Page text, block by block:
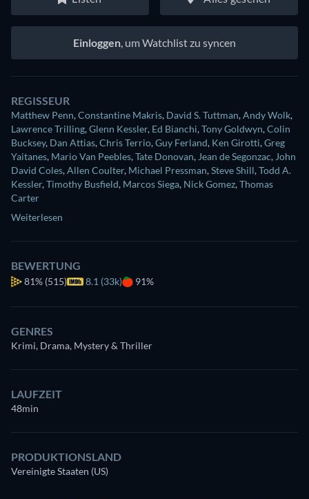
Einloggen, um Watchlist zu syncen
REGISSEUR
Matthew Penn,Constantine Makris, David S. Tuttman,Andy Wolk,
Lawrence Trilling,Glenn Kessler, Ed Bianchi,Tony Goldwyn,Colin
Bucksey, Dan Attias,Chris Terrio,Guy Ferland, Ken Girotti,Greg
Yaitanes, Mario Van Peebles,Tate Donovan, Jean de Segonzac, John
David Coles,Allen Coulter, Michael Pressman,Steve Shill,Todd A.
Kessler,Timothy Busfield, Marcos Siega, Nick Gomez,Thomas
Carter
Weiterlesen
BEWERTUNG
81% (515) 8.1 (33k) 91%
GENRES
Krimi, Drama, Mystery & Thriller
LAUFZEIT
48min
PRODUKTIONSLAND
Vereinigte Staaten (US)